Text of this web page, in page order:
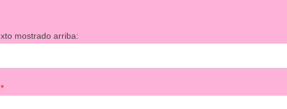
mostrado arriba:
*